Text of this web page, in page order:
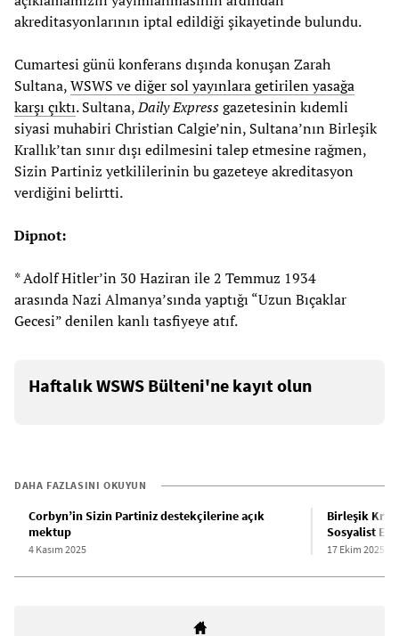
akreditasyonlarının iptal edildiği şikayetinde bulundu.
Cumartesi günü konferans dışında konuşan Zarah
Sultana,WSWS ve diğer sol yayınlara getirilen yasağa
karşı çıktı. Sultana,Daily Expressgazetesinin kıdemli
siyasi muhabiri Christian Calgie’nin, Sultana’nın Birleşik
Krallık’tan sınır dışı edilmesini talep etmesine rağmen,
Sizin Partiniz yetkililerinin bu gazeteye akreditasyon
verdiğini belirtti.
Dipnot:
* Adolf Hitler’in 30 Haziran ile 2 Temmuz 1934
arasında Nazi Almanya’sında yaptığı “Uzun Bıçaklar
Gecesi” denilen kanlı tasfiyeye atıf.
Haftalık WSWS Bülteni'ne kayıt olun
DAHA FAZLASINI OKUYUN
Corbyn’in Sizin Partiniz destekçilerine açık
mektup
4 Kasım 2025
Birleşik
Sosyalist
17 Ekim 2025